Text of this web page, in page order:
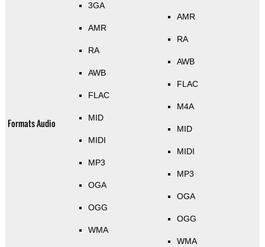
Formats Audio
3GA
AMR
RA
AWB
FLAC
MID
MIDI
MP3
OGA
OGG
WMA
AMR
RA
AWB
FLAC
M4A
MID
MIDI
MP3
OGA
OGG
WMA